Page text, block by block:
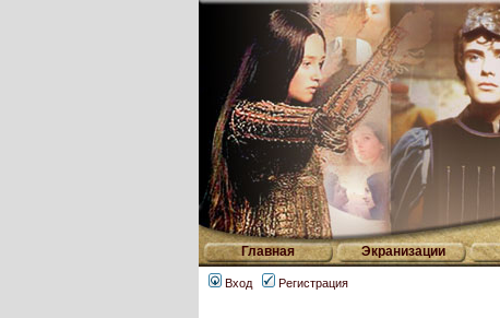
Главная Экранизации
Вход Регистрация